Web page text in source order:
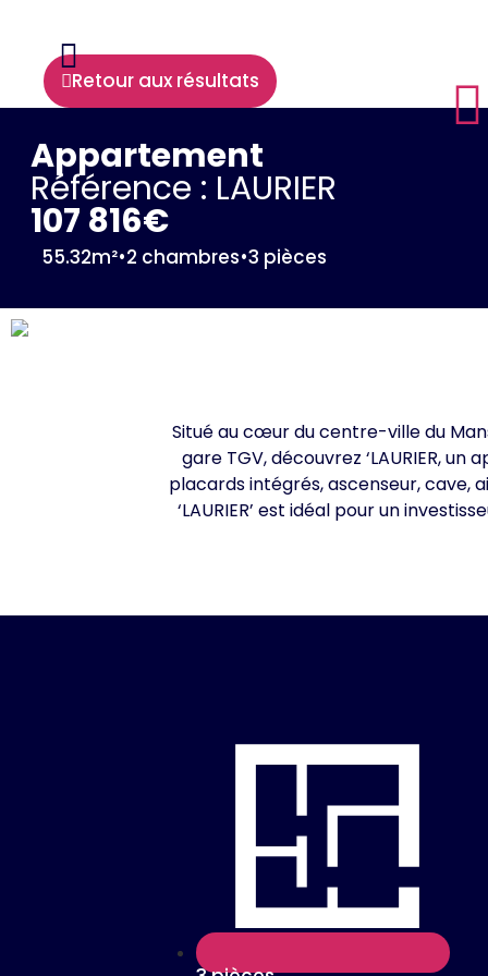
Retour aux résultats
Appartement
Référence : LAURIER
107 816€
55.32m²•2 chambres•3 pièces
Situé au cœur du centre-ville du
gare TGV, découvrez ‘LAURIER,
placards intégrés, ascenseur, cave,
‘LAURIER’ est idéal pour un